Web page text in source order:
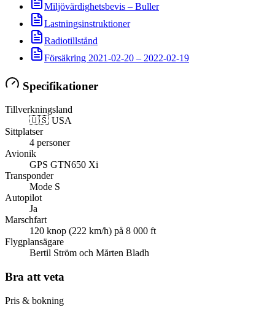
Miljövärdighetsbevis – Buller
Lastningsinstruktioner
Radiotillstånd
Försäkring 2021-02-20 – 2022-02-19
Specifikationer
Tillverkningsland
🇺🇸 USA
Sittplatser
4 personer
Avionik
GPS GTN650 Xi
Transponder
Mode S
Autopilot
Ja
Marschfart
120 knop (222 km/h) på 8 000 ft
Flygplansägare
Bertil Ström och Mårten Bladh
Bra att veta
Pris & bokning